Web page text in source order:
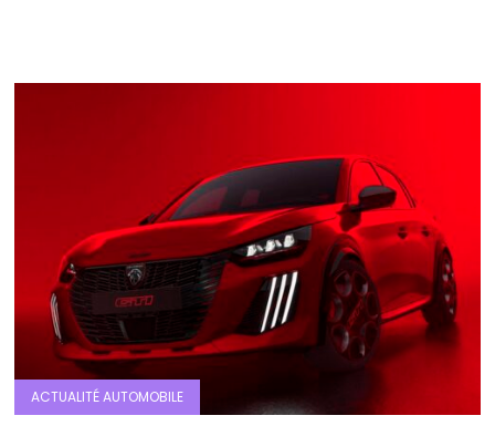
ACTUALITÉ AUTOMOBILE